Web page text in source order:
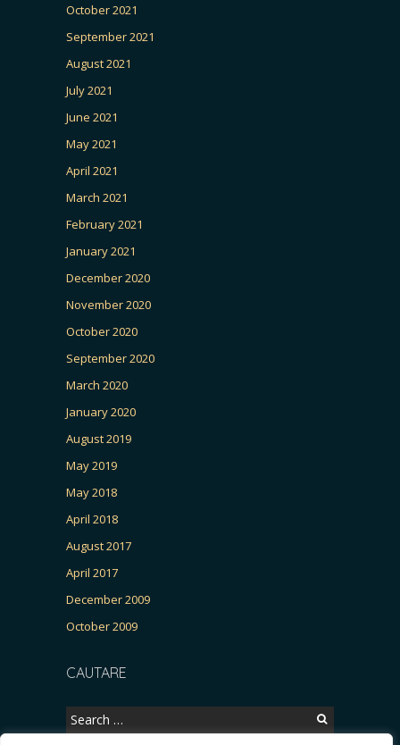
October 2021
September 2021
August 2021
July 2021
June 2021
May 2021
April 2021
March 2021
February 2021
January 2021
December 2020
November 2020
October 2020
September 2020
March 2020
January 2020
August 2019
May 2019
May 2018
April 2018
August 2017
April 2017
December 2009
October 2009
CAUTARE
Search
for: